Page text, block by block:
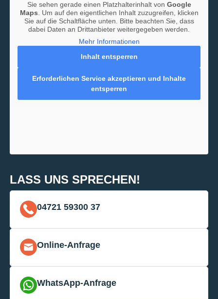
Sie sehen gerade einen Platzhalterinhalt von Google
Maps . Um auf den eigentlichen Inhalt zuzugreifen, klicken
Sie auf die Schaltfläche unten. Bitte beachten Sie, dass
dabei Daten an Drittanbieter weitergegeben werden.
Mehr Informationen
Inhalt entsperren
Erforderlichen Service akzeptieren und Inhalte
entsperren
LASS UNS SPRECHEN!
04721 59300 37
Online-Anfrage
WhatsApp-Anfrage